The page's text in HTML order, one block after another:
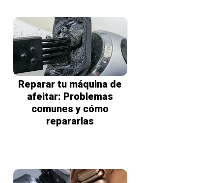
Reparar tu máquina de
afeitar: Problemas
comunes y cómo
repararlas